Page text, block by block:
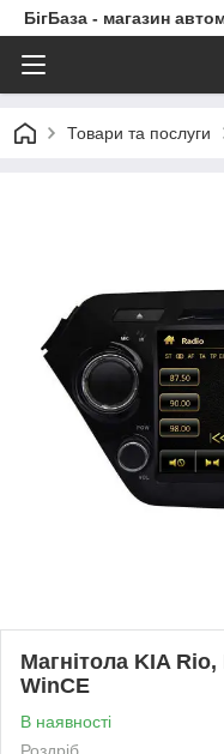
БігБаза - магазин
Товари та послуги
Магнітола KIA
WinCE
В наявності
Роздріб